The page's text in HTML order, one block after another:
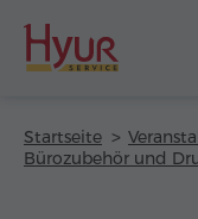
Startseite
Bürozubehör und